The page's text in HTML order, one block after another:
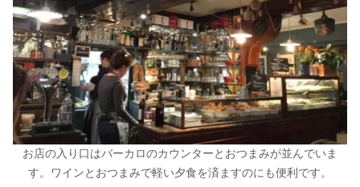
お店の入り口はバーカロのカウンターとおつまみが並んでいま
す。ワインとおつまみで軽い夕食を済ますのにも便利です。